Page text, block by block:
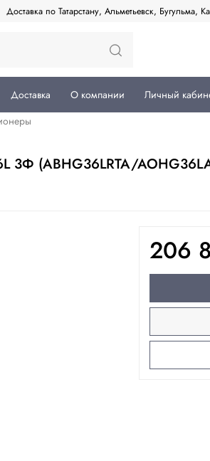
Доставка по Татарстану, Альметьевск,
Доставка О компании Личный
3Ф (ABHG36LRTA/
206